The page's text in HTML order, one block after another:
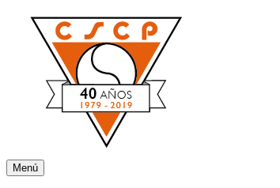
contenido
Club Social y Campo de Pato
Deporte y recreación todo el año. Especial Colonia y
Menú